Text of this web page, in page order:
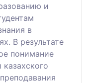
и
в
В результате
понимание